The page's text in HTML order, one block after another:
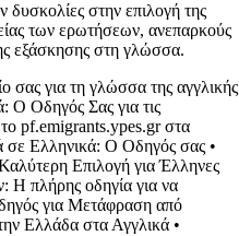
δυσκολίες στην επιλογή της
των ερωτήσεων, ανεπαρκούς
εξάσκησης στη γλώσσα.
για τη γλώσσα της αγγλικής
Ο Οδηγός Σας για τις
pf.emigrants.ypes.gr στα
Ελληνικά: Ο Οδηγός σας •
Επιλογή για Έλληνες
Η πλήρης οδηγία για να
για Μετάφραση από
Ελλάδα στα Αγγλικά •